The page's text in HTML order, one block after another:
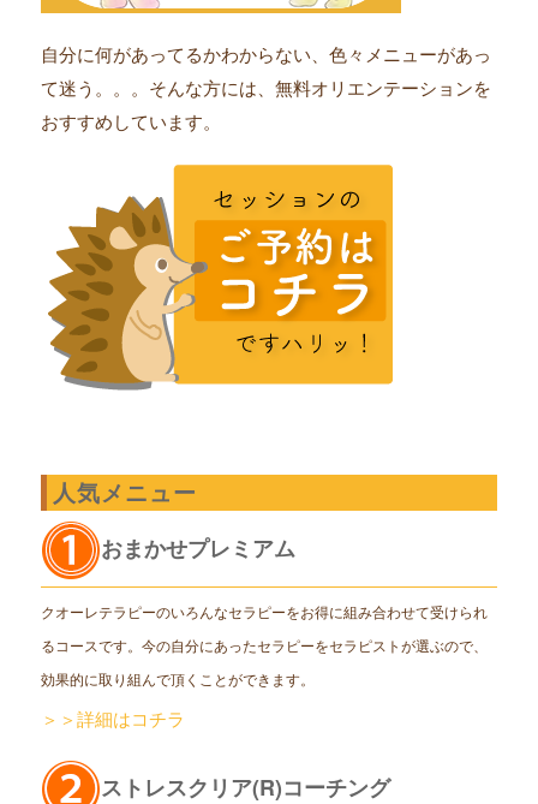
自分に何があってるかわからない、色々メニューがあっ
て迷う。。。そんな方には、無料オリエンテーションを
おすすめしています。
人気メニュー
おまかせプレミアム
クオーレテラピーのいろんなセラピーをお得に組み合わせて受けられ
るコースです。今の自分にあったセラピーをセラピストが選ぶので、
効果的に取り組んで頂くことができます。
＞＞詳細はコチラ
ストレスクリア(R)コーチング